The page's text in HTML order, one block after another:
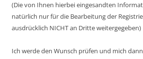
(Die von Ihnen hierbei eingesandten
natürlich nur für die Bearbeitung der
ausdrücklich NICHT an Dritte weitergegeben)
Ich werde den Wunsch prüfen und mich